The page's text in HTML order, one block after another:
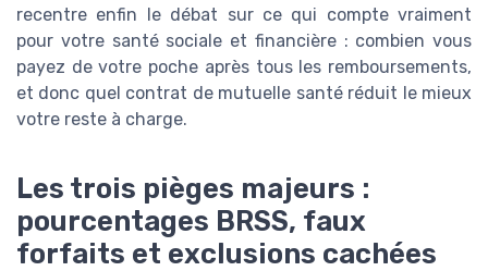
recentre enfin le débat sur ce qui compte vraiment
pour votre santé sociale et financière : combien vous
payez de votre poche après tous les remboursements,
et donc quel contrat de mutuelle santé réduit le mieux
votre reste à charge.
Les trois pièges majeurs :
pourcentages BRSS, faux
forfaits et exclusions cachées